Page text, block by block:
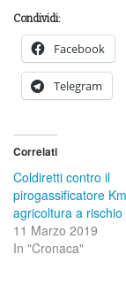
Condividi:
Facebook
Telegram
Correlati
Coldiretti contro il
pirogassificatore
agricoltura a rischio
11 Marzo 2019
In "Cronaca"